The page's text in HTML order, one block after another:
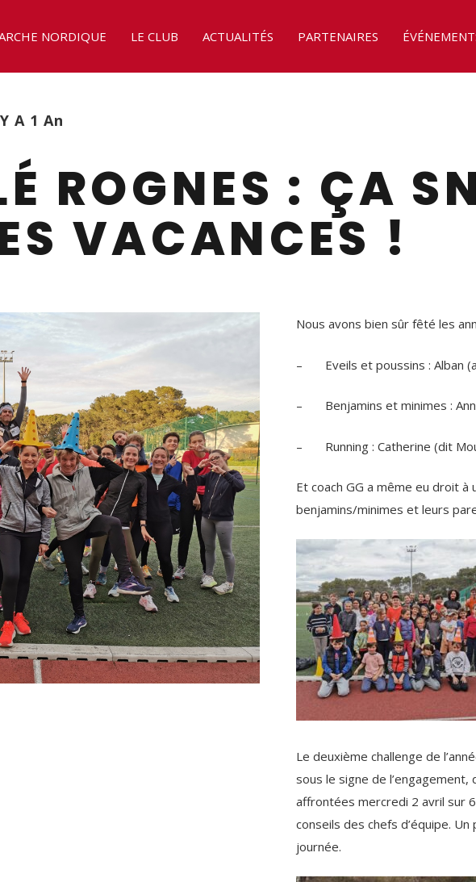
NORDIQUE LE CLUB ACTUALITÉS PARTENAIRES
A 1 An
ROGNES : ÇA
VACANCES !
Nous avons bien sûr fêté les
– Eveils et poussins : Alban
– Benjamins et minimes :
– Running : Catherine (dit
Et coach GG a même eu droit
benjamins/minimes et leurs
Le deuxième challenge de
sous le signe de
affrontées mercredi 2 avril sur
conseils des chefs d’équipe.
journée.